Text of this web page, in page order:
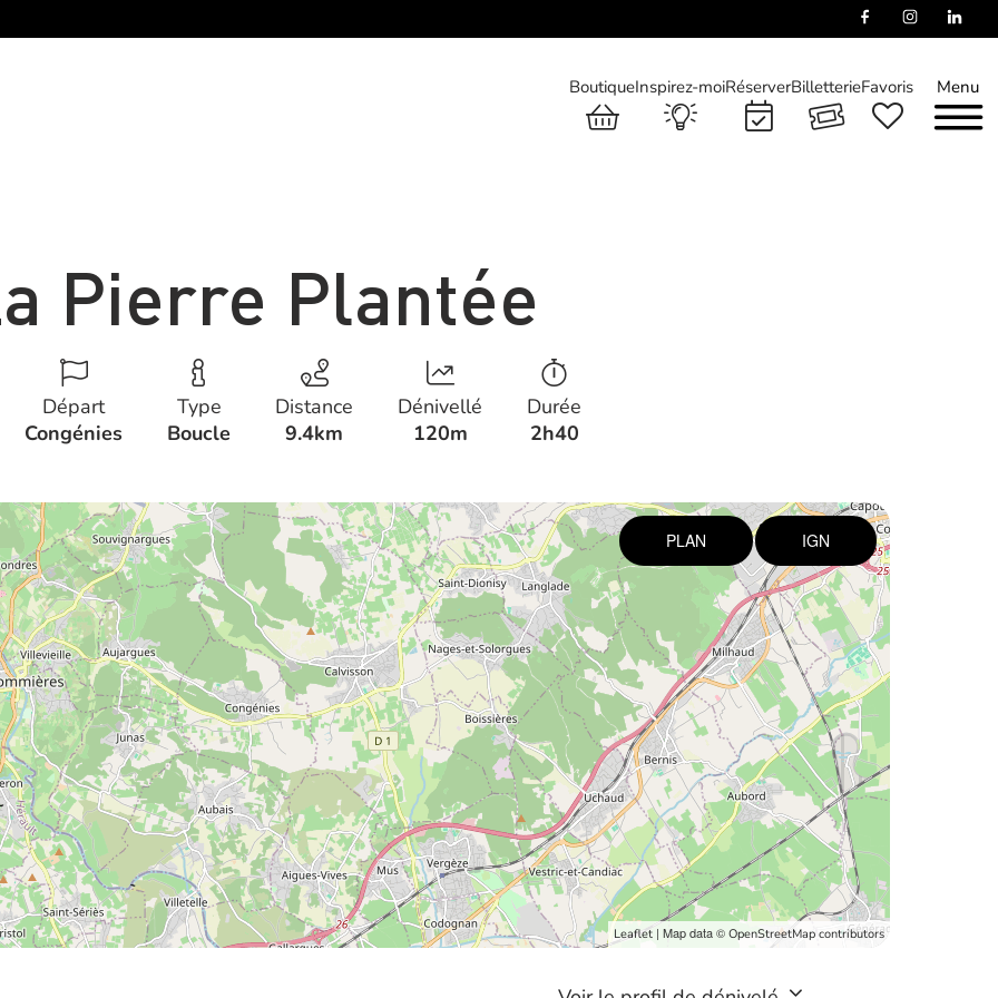
Menu
BoutiqueInspirez-moiRéserverBilletterieFavoris
Pierre Plantée
Départ
Congénies
Type
Boucle
Distance
9.4km
Dénivellé
120m
Durée
2h40
PLAN IGN
Leaflet | Map data © OpenStreetMap contributors